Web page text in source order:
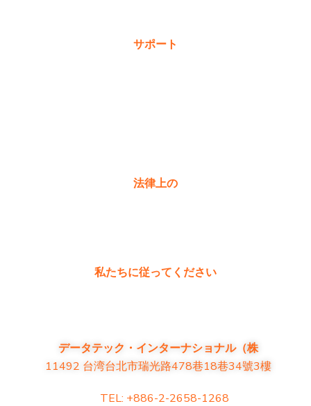
サポート
法律上の
私たちに従ってください
データテック・インターナショナル（株
11492 台湾台北市瑞光路478巷18巷34號3樓
TEL: +886-2-2658-1268